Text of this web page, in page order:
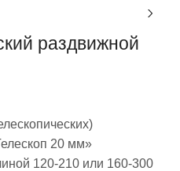
раздвижной
₽
20 мм»
120-210 или 160-300